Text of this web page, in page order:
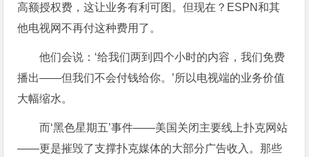
高额授权费，这让业务有利可图。但现在？ESPN和其
他电视网不再付这种费用了。
他们会说：‘给我们两到四个小时的内容，我们免费
播出——但我们不会付钱给你。’所以电视端的业务价值
大幅缩水。
而‘黑色星期五’事件——美国关闭主要线上扑克网站
——更是摧毁了支撑扑克媒体的大部分广告收入。那些